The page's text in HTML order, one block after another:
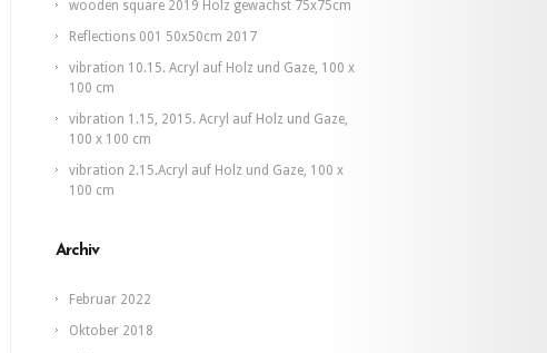
120
cm.
wooden square 2019 Holz gewachst 75x75cm
Reflections 001 50x50cm 2017
vibration 10.15. Acryl auf Holz und Gaze, 100 x
100 cm
vibration 1.15, 2015. Acryl auf Holz und Gaze,
100 x 100 cm
vibration 2.15.Acryl auf Holz und Gaze, 100 x
100 cm
Archiv
Februar 2022
Oktober 2018